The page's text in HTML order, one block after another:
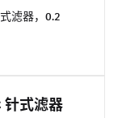
滤器，0.2
针式滤器